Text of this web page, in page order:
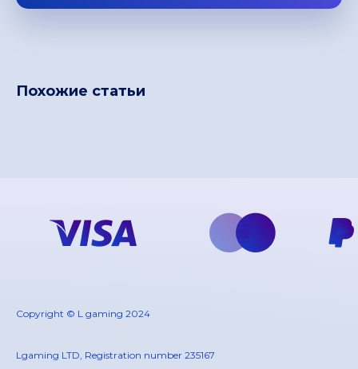
Похожие статьи
Copyright © L gaming 2024
Lgaming LTD, Registration number 235167